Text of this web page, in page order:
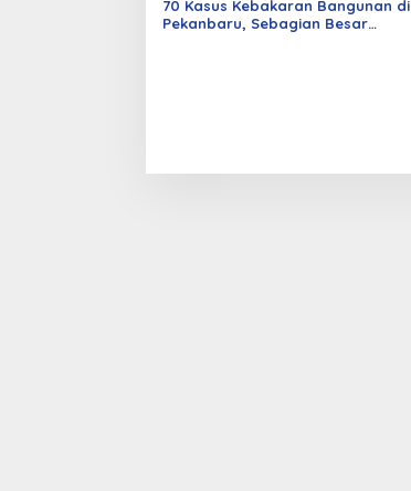
70 Kasus Kebakaran Bangunan di
Pekanbaru, Sebagian Besar